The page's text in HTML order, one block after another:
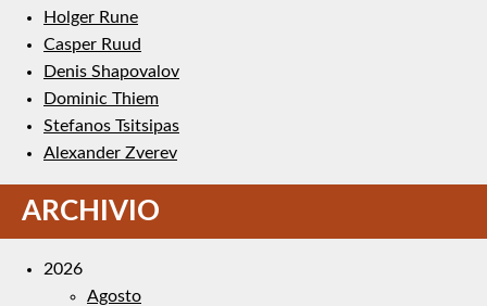
Holger Rune
Casper Ruud
Denis Shapovalov
Dominic Thiem
Stefanos Tsitsipas
Alexander Zverev
ARCHIVIO
2026
Agosto